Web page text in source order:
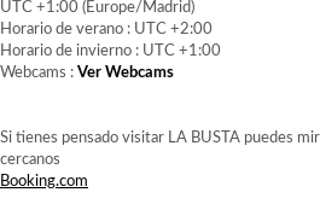
UTC +1:00 (Europe/Madrid)
Horario de verano : UTC +2:00
Horario de invierno : UTC +1:00
Webcams : Ver Webcams
Si tienes pensado visitar LA BUSTA puedes
cercanos
Booking.com